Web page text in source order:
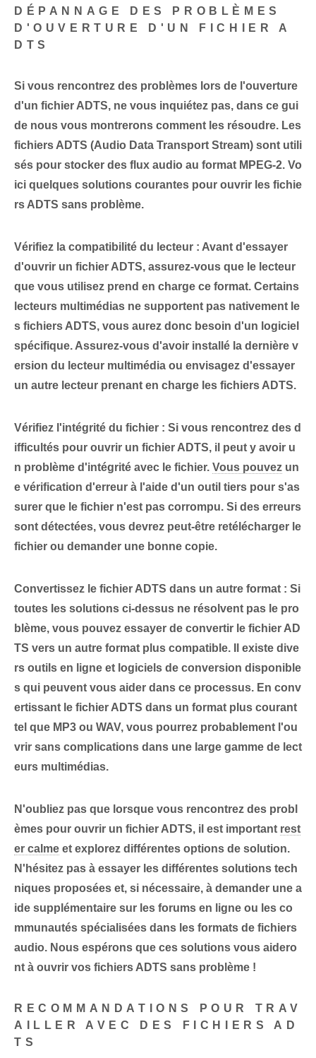
DÉPANNAGE DES PROBLÈMES
D'OUVERTURE D'UN FICHIER A
DTS
Si vous rencontrez des problèmes lors de l'ouverture
d'un fichier ADTS, ne vous inquiétez pas, dans ce gui
de nous vous montrerons comment les résoudre. Les
fichiers ADTS (Audio Data⁤ Transport Stream) sont utili
sés pour stocker des flux audio au format MPEG-2. Vo
ici quelques solutions courantes pour ouvrir les fichie
rs ‌ADTS sans problème.
Vérifiez la compatibilité du lecteur : Avant d'essayer
d'ouvrir un fichier ADTS, assurez-vous que le lecteur
que vous utilisez prend en charge ce format. Certains
lecteurs multimédias ne supportent pas nativement le
s fichiers ADTS, vous aurez donc besoin d'un logiciel
spécifique. Assurez-vous d'avoir installé la dernière v
ersion du lecteur multimédia ou envisagez d'essayer
un autre lecteur prenant en charge les fichiers ADTS.
Vérifiez l'intégrité du fichier : Si vous rencontrez des d
ifficultés pour ouvrir un fichier ADTS, il peut y avoir u
n problème d'intégrité avec le fichier. Vous pouvez un
e ⁤vérification d'erreur⁢ à l'aide d'un outil tiers pour s'as
surer que le fichier n'est pas corrompu. Si des erreurs
sont détectées, vous devrez peut-être retélécharger le
fichier ou demander une bonne copie.
Convertissez le fichier ADTS ‌dans un autre format : Si
toutes les solutions ci-dessus ne résolvent pas le pro
blème, vous pouvez essayer de convertir le ⁤fichier AD
TS vers un autre format plus compatible.⁤ Il existe dive
rs outils en ligne et logiciels de conversion disponible
s⁣ qui peuvent vous aider dans ce processus. En conv
ertissant le fichier ADTS dans un format plus courant
tel que MP3 ou WAV, vous pourrez probablement l'ou
vrir sans complications dans une large gamme de lect
eurs multimédias.
N'oubliez pas que lorsque vous rencontrez des probl
èmes pour ouvrir un fichier ADTS, il est important rest
er calme et explorez différentes options de solution.
N'hésitez pas à essayer les différentes solutions tech
niques proposées et, si nécessaire, à demander une a
ide supplémentaire sur les forums en ligne ou les co
mmunautés spécialisées dans les formats de fichiers
audio. Nous espérons que ces solutions vous aidero
nt à ouvrir vos fichiers ADTS sans problème !
RECOMMANDATIONS POUR TRAV
AILLER AVEC DES FICHIERS AD
TS